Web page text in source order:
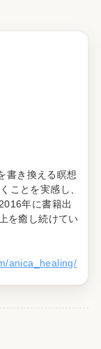
書き換える瞑想
ことを実感し、
年に書籍出
を癒し続けてい
anica_healing/